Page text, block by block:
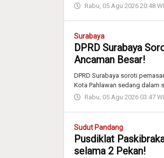
Rabu, 05 Agu 2026 20:48
Surabaya
DPRD Surabaya
Ancaman Besar!
DPRD Surabaya soroti
Kota Pahlawan sedang dalam
Rabu, 05 Agu 2026 03:47
Sudut Pandang
Pusdiklat
selama 2 Pekan!